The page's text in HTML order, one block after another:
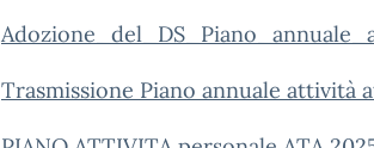
Trasmissione Piano annuale attività